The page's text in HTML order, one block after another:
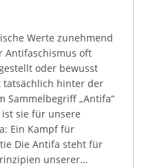
Werte zunehmend
Antifaschismus oft
oder bewusst
tatsächlich hinter der
Sammelbegriff „Antifa“
sie für unsere
Ein Kampf für
Die Antifa steht für
unserer…